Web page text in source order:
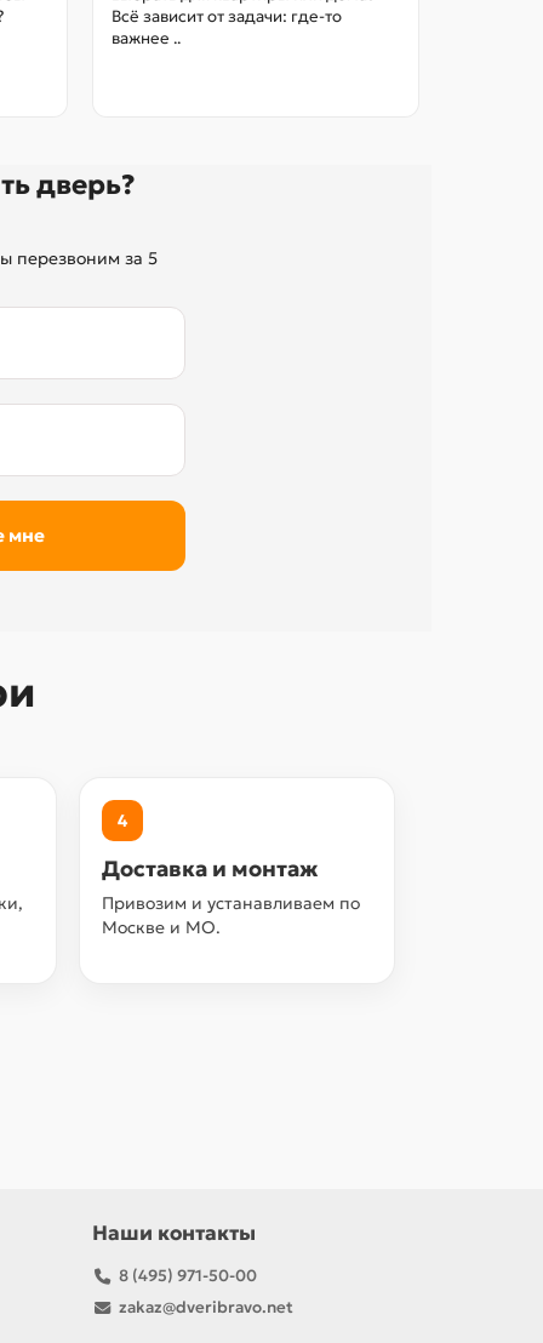
Всё зависит от задачи: где-то
важнее ..
дверь?
перезвоним за 5
4
Доставка и монтаж
Привозим и устанавливаем по
Москве и МО.
Наши контакты
8 (495) 971-50-00
zakaz@dveribravo.net